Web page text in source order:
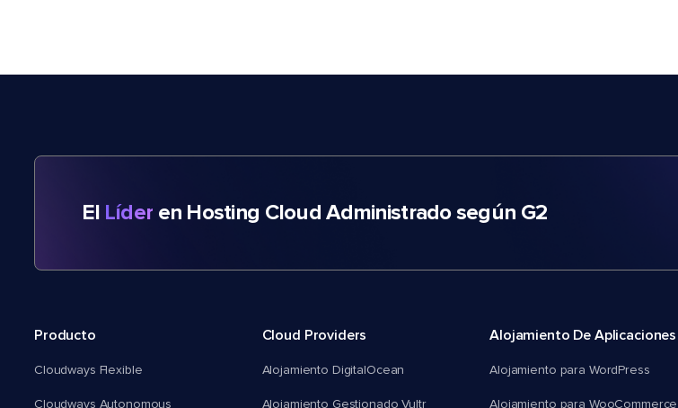
El Líder en Hosting Cloud Administrado según G2
Producto
Cloudways Flexible
Cloudways Autonomous
Cloud Providers
Alojamiento DigitalOcean
Alojamiento Gestionado Vultr
Alojamiento De Aplicaciones
Alojamiento para WordPress
Alojamiento para WooCommerce